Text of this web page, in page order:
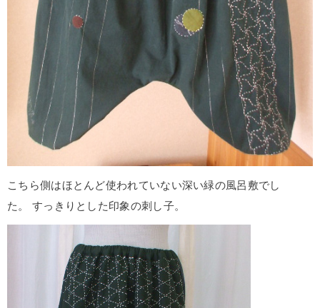
こちら側はほとんど使われていない深い緑の風呂敷でし
た。 すっきりとした印象の刺し子。